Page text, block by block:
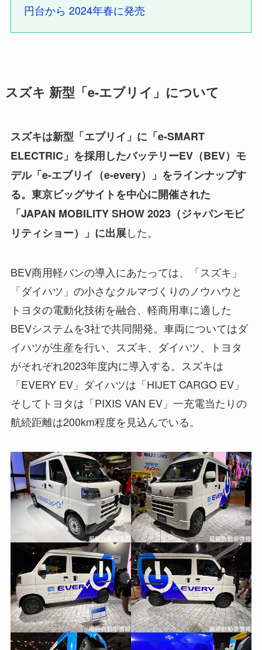
円台から 2024年春に発売
スズキ 新型「e-エブリイ」について
スズキは新型「エブリイ」に「e-SMART
ELECTRIC」を採用したバッテリーEV（BEV）モ
デル「e-エブリイ（e-every）」をラインナップす
る。東京ビッグサイトを中心に開催された
「JAPAN MOBILITY SHOW 2023（ジャパンモビ
リティショー）」に出展した。
BEV商用軽バンの導入にあたっては、「スズキ」
「ダイハツ」の小さなクルマづくりのノウハウと
トヨタの電動化技術を融合、軽商用車に適した
BEVシステムを3社で共同開発。車両についてはダ
イハツが生産を行い、スズキ、ダイハツ、トヨタ
がそれぞれ2023年度内に導入する。スズキは
「EVERY EV」ダイハツは「HIJET CARGO EV」
そしてトヨタは「PIXIS VAN EV」一充電当たりの
航続距離は200km程度を見込んでいる。